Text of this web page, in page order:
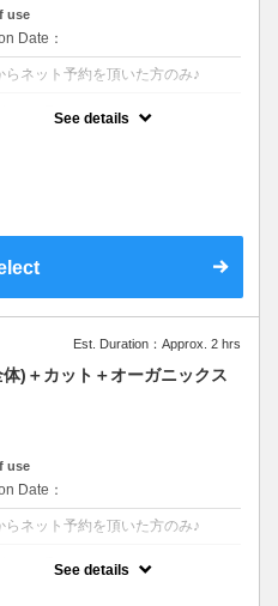
use
Date：
らネット予約を頂いた方のみ♪
See details
Est. Duration：Approx. 2 hrs
体)＋カット＋オーガニックス
use
Date：
らネット予約を頂いた方のみ♪
See details